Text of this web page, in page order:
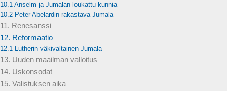
10.1 Anselm ja Jumalan loukattu kunnia
10.2 Peter Abelardin rakastava Jumala
11. Renesanssi
12. Reformaatio
12.1 Lutherin väkivaltainen Jumala
13. Uuden maailman valloitus
14. Uskonsodat
15. Valistuksen aika